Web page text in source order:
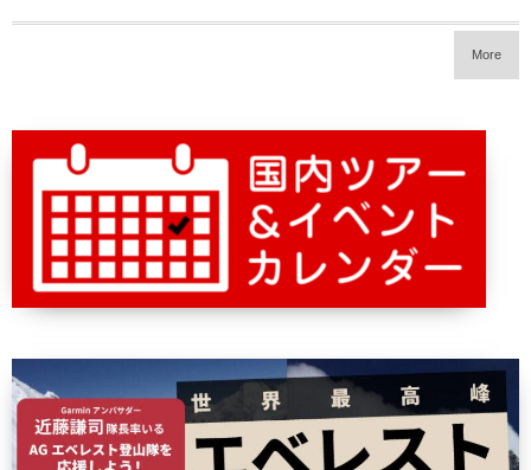
More